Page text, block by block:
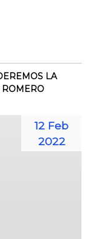
LA
ROMERO
12 Feb
2022